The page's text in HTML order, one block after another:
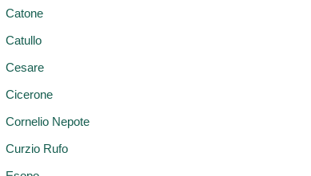
Catone
Catullo
Cesare
Cicerone
Cornelio Nepote
Curzio Rufo